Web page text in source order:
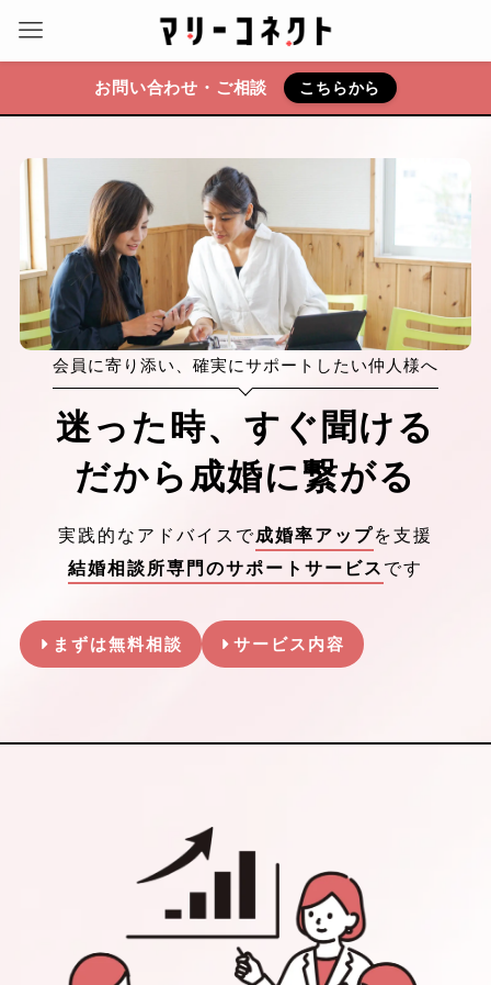
お問い合わせ・ご相談 こちらから
会員に寄り添い、確実にサポートしたい仲人様へ
迷った時、すぐ聞ける
だから成婚に繋がる
実践的なアドバイスで成婚率アップを支援
結婚相談所専門のサポートサービス です
まずは無料相談 サービス内容